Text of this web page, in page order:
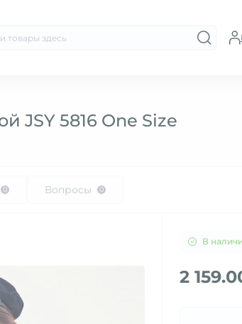
JSY 5816 One Size
0 Вопросы 0
В
2